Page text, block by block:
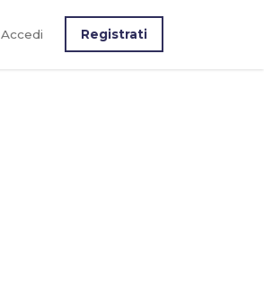
Accedi Registrati